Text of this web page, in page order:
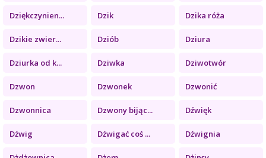
Dziękczynien... Dzik Dzika róża
Dzikie zwier... Dziób Dziura
Dziurka od k... Dziwka Dziwotwór
Dzwon Dzwonek Dzwonić
Dzwonnica Dzwony bijąc... Dźwięk
Dźwig Dźwigać coś ... Dźwignia